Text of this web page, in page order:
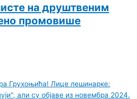
на друштвеним
промовише